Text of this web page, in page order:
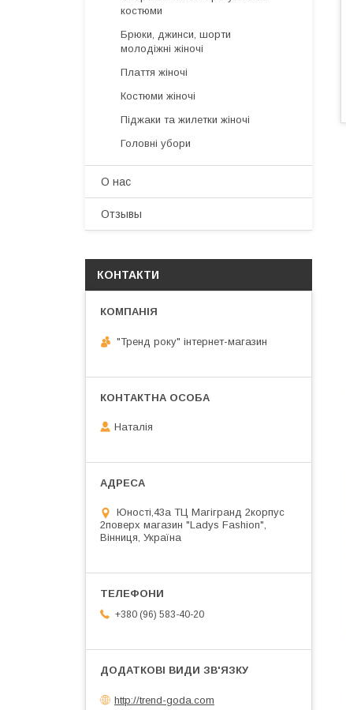
костюми
Брюки, джинси, шорти
молодіжні жіночі
Плаття жіночі
Костюми жіночі
Піджаки та жилетки жіночі
Головні убори
О нас
Отзывы
КОНТАКТИ
"Тренд року" інтернет-магазин
Наталія
Юності,43а ТЦ Магігранд 2корпус
2поверх магазин "Ladys Fashion",
Вінниця, Україна
+380 (96) 583-40-20
http://trend-goda.com